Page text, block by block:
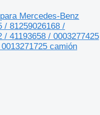
Mercedes-Benz
/ 81259026168 /
/ 41193658 / 0003277425
camión